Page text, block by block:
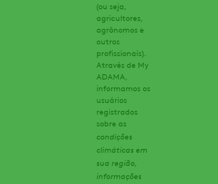
(ou seja,
agricultores,
agrônomos e
outros
profissionais).
Através de My
ADAMA,
informamos os
usuários
registrados
sobre as
condições
climáticas em
sua região,
informações